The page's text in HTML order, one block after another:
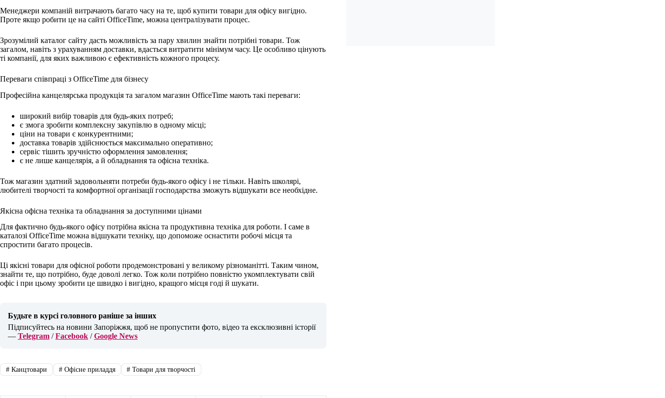
Менеджери компаній витрачають багато часу на те, щоб купити товари для офісу вигідно.
Проте якщо робити це на сайті OfficeTime, можна централізувати процес.
Зрозумілий каталог сайту дасть можливість за пару хвилин знайти потрібні товари. Тож
загалом, навіть з урахуванням доставки, вдасться витратити мінімум часу. Це особливо цінують
ті компанії, для яких важливою є ефективність кожного процесу.
Переваги співпраці з OfficeTime для бізнесу
Професійна канцелярська продукція та загалом магазин OfficeTime мають такі переваги:
широкий вибір товарів для будь-яких потреб;
є змога зробити комплексну закупівлю в одному місці;
ціни на товари є конкурентними;
доставка товарів здійснюється максимально оперативно;
сервіс тішить зручністю оформлення замовлення;
є не лише канцелярія, а й обладнання та офісна техніка.
Тож магазин здатний задовольняти потреби будь-якого офісу і не тільки. Навіть школярі,
любителі творчості та комфортної організації господарства зможуть відшукати все необхідне.
Якісна офісна техніка та обладнання за доступними цінами
Для фактично будь-якого офісу потрібна якісна та продуктивна техніка для роботи. І саме в
каталозі OfficeTime можна відшукати техніку, що допоможе оснастити робочі місця та
спростити багато процесів.
Ці якісні товари для офісної роботи продемонстровані у великому різноманітті. Таким чином,
знайти те, що потрібно, буде доволі легко. Тож коли потрібно повністю укомплектувати свій
офіс і при цьому зробити це швидко і вигідно, кращого місця годі й шукати.
Будьте в курсі головного раніше за інших
Підписуйтесь на новини Запоріжжя, щоб не пропустити фото, відео та ексклюзивні історії
— Telegram /Facebook /Google News
#Канцтовари #Офісне приладдя # Товари для творчості